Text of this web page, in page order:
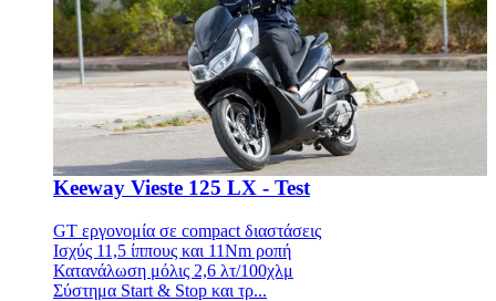
Keeway Vieste 125 LX - Test
GT εργονομία σε compact διαστάσεις
Ισχύς 11,5 ίππους και 11Nm ροπή
Κατανάλωση μόλις 2,6 λτ/100χλμ
Σύστημα Start & Stop και τρ...